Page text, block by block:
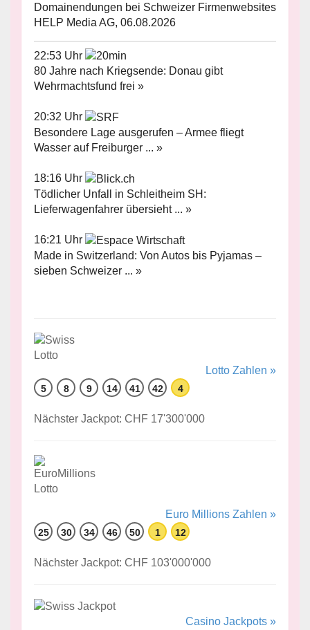
Domainendungen bei Schweizer Firmenwebsites
HELP Media AG, 06.08.2026
22:53 Uhr
80 Jahre nach Kriegsende: Donau gibt
Wehrmachtsfund frei »
20:32 Uhr
Besondere Lage ausgerufen – Armee fliegt
Wasser auf Freiburger ... »
18:16 Uhr
Tödlicher Unfall in Schleitheim SH:
Lieferwagenfahrer übersieht ... »
16:21 Uhr
Made in Switzerland: Von Autos bis Pyjamas –
sieben Schweizer ... »
Lotto Zahlen »
5 8 9 14 41 42 4
Nächster Jackpot: CHF 17'300'000
Euro Millions Zahlen »
25 30 34 46 50 1 12
Nächster Jackpot: CHF 103'000'000
Casino Jackpots »